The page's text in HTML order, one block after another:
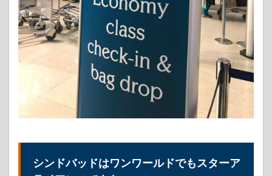
ハド
航空
との
みマ
イレ
ージ
提携
1.3
シン
てみ
た
シンドバッドはワンワールドでもスターア